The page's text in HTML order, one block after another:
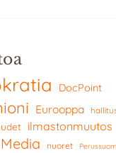
DocPoint
Eurooppa
ilmastonmuutos
Media nuoret